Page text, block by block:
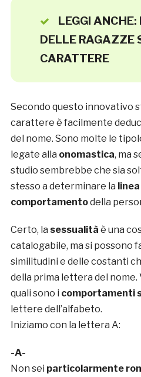
LEGGI ANCHE:
DELLE RAGAZZE
CARATTERE
Secondo questo innovativo
carattere è facilmente
del nome. Sono molte le
legate alla onomastica, ma
studio sembrebbe che sia
stesso a determinare la
comportamentodella
Certo, la sessualità è una
catalogabile, ma si possono
similitudini e delle costanti
della prima lettera del
quali sono i comportamenti
lettere dell’alfabeto.
Iniziamo con la lettera A:
-A-
Non sei particolarmente